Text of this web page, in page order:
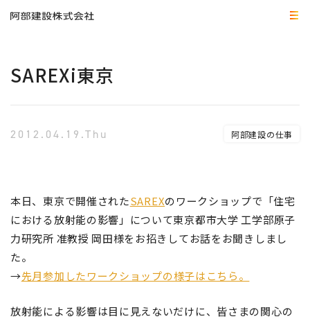
SAREXi東京
2012.04.19.Thu 阿部建設の仕事
本日、東京で開催されたSAREXのワークショップで「住宅
における放射能の影響」について東京都市大学 工学部原子
力研究所 准教授 岡田様をお招きしてお話をお聞きしまし
た。
→先月参加したワークショップの様子はこちら。
放射能による影響は目に見えないだけに、皆さまの関心の